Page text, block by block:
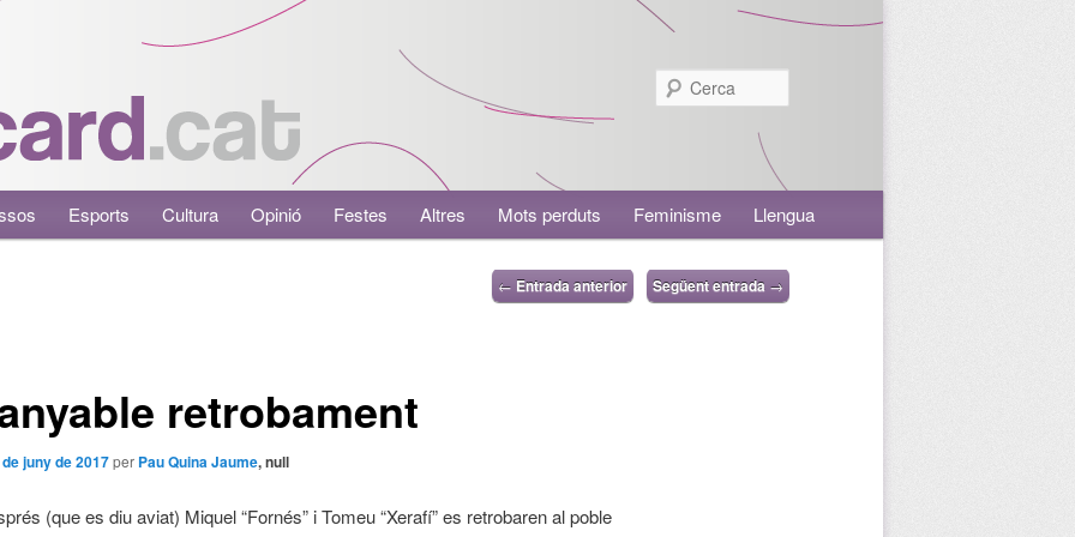
Esports Cultura Opinió Festes Altres Mots perduts Feminisme Llengua
← Entrada anterior Següent entrada →
retrobament
juny de 2017per Pau Quina Jaume, null
(que es diu aviat) Miquel “Fornés” i Tomeu “Xerafí” es retrobaren al poble